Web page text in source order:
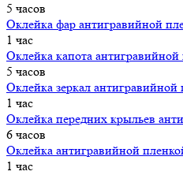
5 часов
Оклейка фар антигравийной
1 час
Оклейка капота
5 часов
Оклейка зеркал антигравийной
1 час
Оклейка передних крыльев
6 часов
Оклейка антигравийной
1 час